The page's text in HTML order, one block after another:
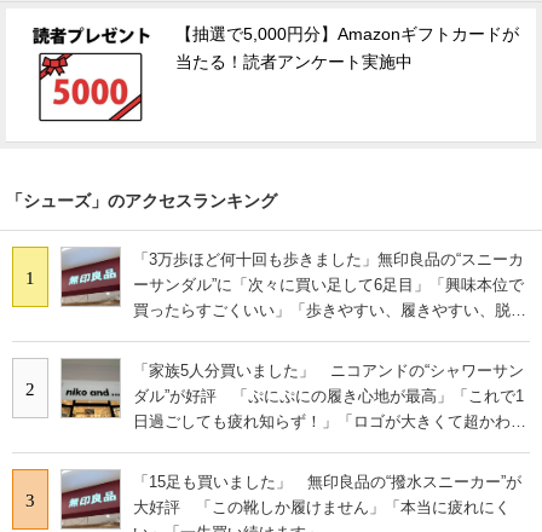
【抽選で5,000円分】Amazonギフトカードが
当たる！読者アンケート実施中
「シューズ」のアクセスランキング
1
「3万歩ほど何十回も歩きました」無印良品の“スニーカ
ーサンダル”に「次々に買い足して6足目」「興味本位で
買ったらすごくいい」「歩きやすい、履きやすい、脱ぎ
2
「家族5人分買いました」 ニコアンドの“シャワーサン
ダル”が好評 「ぷにぷにの履き心地が最高」「これで1
日過ごしても疲れ知らず！」「ロゴが大きくて超かわい
3
「15足も買いました」 無印良品の“撥水スニーカー”が
大好評 「この靴しか履けません」「本当に疲れにく